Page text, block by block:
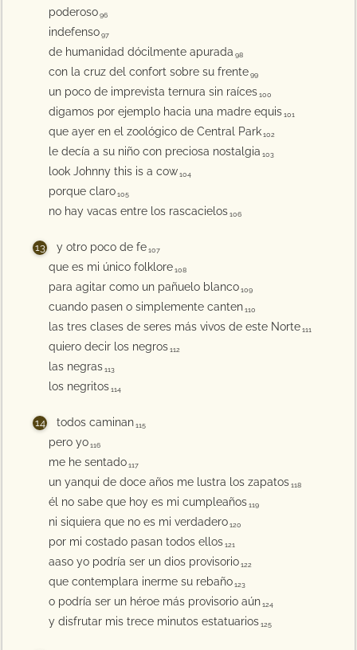
poderoso 96
indefenso 97
de humanidad dócilmente apurada 98
con la cruz del confort sobre su frente 99
un poco de imprevista ternura sin raíces 100
digamos por ejemplo hacia una madre equis 101
que ayer en el zoológico de Central Park 102
le decía a su niño con preciosa nostalgia 103
look Johnny this is a cow 104
porque claro 105
no hay vacas entre los rascacielos 106
y otro poco de fe 107
que es mi único folklore 108
para agitar como un pañuelo blanco 109
cuando pasen o simplemente canten 110
las tres clases de seres más vivos de este Norte 111
quiero decir los negros 112
las negras 113
los negritos 114
todos caminan 115
pero yo 116
me he sentado 117
un yanqui de doce años me lustra los zapatos 118
él no sabe que hoy es mi cumpleaños 119
ni siquiera que no es mi verdadero 120
por mi costado pasan todos ellos 121
aaso yo podría ser un dios provisorio 122
que contemplara inerme su rebaño 123
o podría ser un héroe más provisorio aún 124
y disfrutar mis trece minutos estatuarios 125